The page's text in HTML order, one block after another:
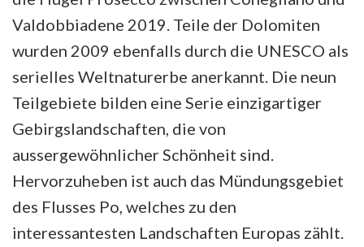
Valdobbiadene 2019. Teile der Dolomiten
wurden 2009 ebenfalls durch die UNESCO als
serielles Weltnaturerbe anerkannt. Die neun
Teilgebiete bilden eine Serie einzigartiger
Gebirgslandschaften, die von
aussergewöhnlicher Schönheit sind.
Hervorzuheben ist auch das Mündungsgebiet
des Flusses Po, welches zu den
interessantesten Landschaften Europas zählt.